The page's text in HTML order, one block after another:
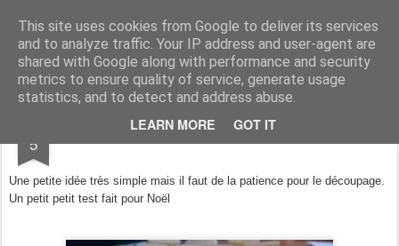
This site uses cookies from Google to deliver its services
and to analyze traffic. Your IP address and user-agent are
shared with Google along with performance and security
metrics to ensure quality of service, generate usage
statistics, and to detect and address abuse.
LEARN MORE GOT IT
Aux papilles by Virginie
5 Mini Toats Saumon/Pomme
Une petite idée très simple mais il faut de la patience pour le découpage.
Un petit petit test fait pour Noël